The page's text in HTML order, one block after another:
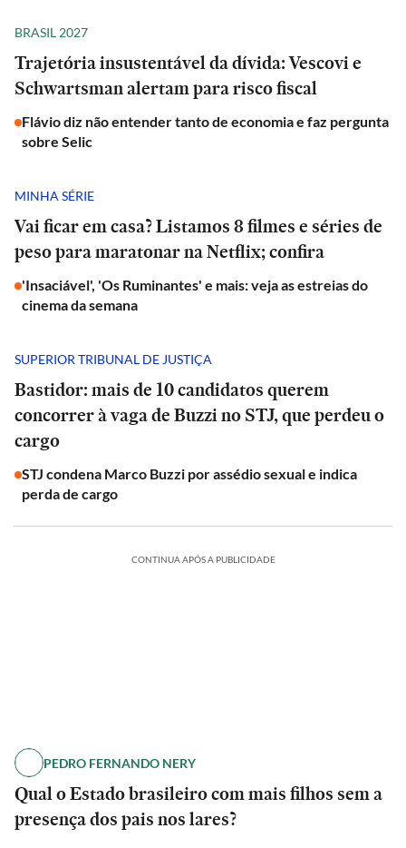
BRASIL 2027
Trajetória insustentável da dívida: Vescovi e
Schwartsman alertam para risco fiscal
Flávio diz não entender tanto de economia e faz pergunta
sobre Selic
MINHA SÉRIE
Vai ficar em casa? Listamos 8 filmes e séries de
peso para maratonar na Netflix; confira
'Insaciável', 'Os Ruminantes' e mais: veja as estreias do
cinema da semana
SUPERIOR TRIBUNAL DE JUSTIÇA
Bastidor: mais de 10 candidatos querem
concorrer à vaga de Buzzi no STJ, que perdeu o
cargo
STJ condena Marco Buzzi por assédio sexual e indica
perda de cargo
CONTINUA APÓS A PUBLICIDADE
PEDRO FERNANDO NERY
Qual o Estado brasileiro com mais filhos sem a
presença dos pais nos lares?